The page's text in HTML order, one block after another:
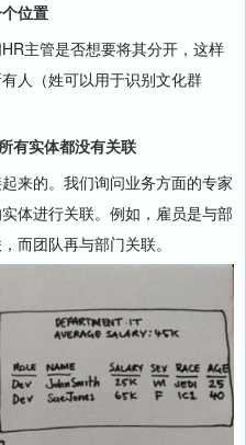
位置
主管是否想要将其分开，这样
人（姓可以用于识别文化群
有实体都没有关联
的。我们询问业务方面的专家
体进行关联。例如，雇员是与部
而团队再与部门关联。